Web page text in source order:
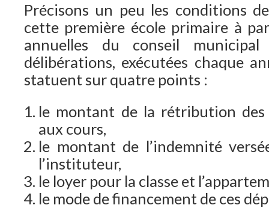
Précisons un peu les conditions
cette première école primaire à
annuelles du conseil
délibérations, exécutées chaque
statuent sur quatre points :
le montant de la rétribution des
aux cours,
le montant de l’indemnité
l’instituteur,
le loyer pour la classe et
le mode de financement de ces